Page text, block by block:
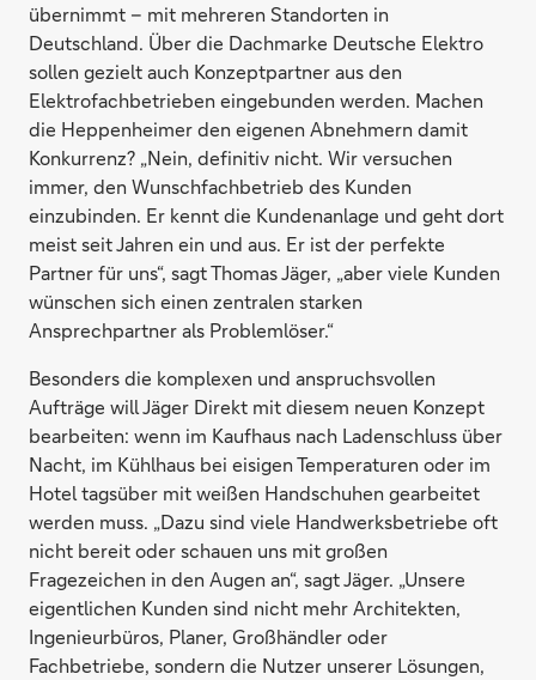
übernimmt – mit mehreren Standorten in
Deutschland. Über die Dachmarke Deutsche Elektro
sollen gezielt auch Konzeptpartner aus den
Elektrofachbetrieben eingebunden werden. Machen
die Heppenheimer den eigenen Abnehmern damit
Konkurrenz? „Nein, definitiv nicht. Wir versuchen
immer, den Wunsch­fachbetrieb des Kunden
einzubinden. Er kennt die Kundenanlage und geht dort
meist seit Jahren ein und aus. Er ist der perfekte
Partner für uns“, sagt Thomas Jäger, „aber viele Kunden
wünschen sich einen zentralen starken
Ansprechpartner als Problemlöser.“
Besonders die komplexen und anspruchsvollen
Aufträge will Jäger Direkt mit diesem neuen Konzept
bearbeiten: wenn im Kaufhaus nach Ladenschluss über
Nacht, im Kühlhaus bei eisigen Temperaturen oder im
Hotel tagsüber mit weißen Handschuhen gearbeitet
werden muss. „Dazu sind viele Handwerksbetriebe oft
nicht bereit oder schauen uns mit großen
Fragezeichen in den Augen an“, sagt Jäger. „Unsere
eigentlichen Kunden sind nicht mehr Architekten,
Ingenieurbüros, Planer, Großhändler oder
Fachbetriebe, sondern die Nutzer unserer Lösungen,